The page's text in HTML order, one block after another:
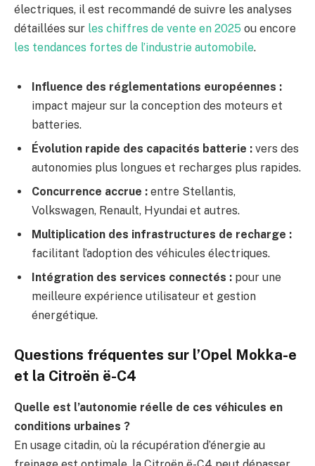
électriques, il est recommandé de suivre les analyses
détaillées sur les chiffres de vente en 2025 ou encore
les tendances fortes de l’industrie automobile.
Influence des réglementations européennes :
impact majeur sur la conception des moteurs et
batteries.
Évolution rapide des capacités batterie : vers des
autonomies plus longues et recharges plus rapides.
Concurrence accrue : entre Stellantis,
Volkswagen, Renault, Hyundai et autres.
Multiplication des infrastructures de recharge :
facilitant l’adoption des véhicules électriques.
Intégration des services connectés : pour une
meilleure expérience utilisateur et gestion
énergétique.
Questions fréquentes sur l’Opel Mokka-e
et la Citroën ë-C4
Quelle est l’autonomie réelle de ces véhicules en
conditions urbaines ?
En usage citadin, où la récupération d’énergie au